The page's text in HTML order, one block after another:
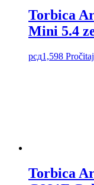
Torbica
Mini 5.4
рсд1,598
Torbica